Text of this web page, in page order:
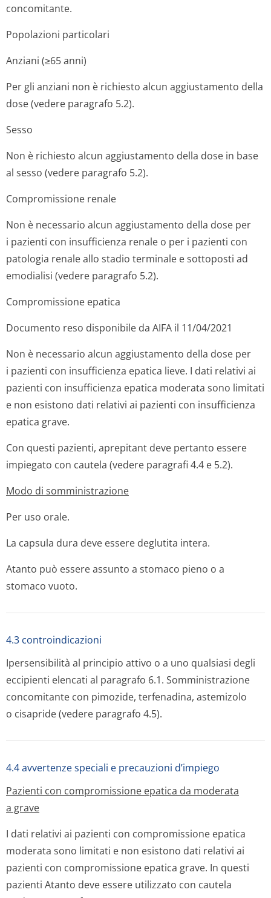
concomitante.
Popolazioni particolari
Anziani (≥65 anni)
Per gli anziani non è richiesto alcun aggiustamento della
dose (vedere paragrafo 5.2).
Sesso
Non è richiesto alcun aggiustamento della dose in base
al sesso (vedere paragrafo 5.2).
Compromissione renale
Non è necessario alcun aggiustamento della dose per
i pazienti con insufficienza renale o per i pazienti con
patologia renale allo stadio terminale e sottoposti ad
emodialisi (vedere paragrafo 5.2).
Compromissione epatica
Documento reso disponibile da AIFA il 11/04/2021
Non è necessario alcun aggiustamento della dose per
i pazienti con insufficienza epatica lieve. I dati relativi ai
pazienti con insufficienza epatica moderata sono limitati
e non esistono dati relativi ai pazienti con insufficienza
epatica grave.
Con questi pazienti, aprepitant deve pertanto essere
impiegato con cautela (vedere paragrafi 4.4 e 5.2).
Modo di somministrazione
Per uso orale.
La capsula dura deve essere deglutita intera.
Atanto può essere assunto a stomaco pieno o a
stomaco vuoto.
4.3 controindicazioni
Ipersensibilità al principio attivo o a uno qualsiasi degli
eccipienti elencati al paragrafo 6.1. Somminis­trazione
concomitante con pimozide, terfenadina, astemizolo
o cisapride (vedere paragrafo 4.5).
4.4 avvertenze speciali e precauzioni d’impiego
Pazienti con compromissione epatica da moderata
a grave
I dati relativi ai pazienti con compromissione epatica
moderata sono limitati e non esistono dati relativi ai
pazienti con compromissione epatica grave. In questi
pazienti Atanto deve essere utilizzato con cautela